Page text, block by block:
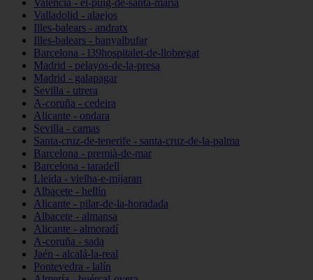
Valencia - el-puig-de-santa-maría
Valladolid - alaejos
Illes-balears - andratx
Illes-balears - banyalbufar
Barcelona - l39hospitalet-de-llobregat
Madrid - pelayos-de-la-presa
Madrid - galapagar
Sevilla - utrera
A-coruña - cedeira
Alicante - ondara
Sevilla - camas
Santa-cruz-de-tenerife - santa-cruz-de-la-palma
Barcelona - premià-de-mar
Barcelona - taradell
Lleida - vielha-e-mijaran
Albacete - hellín
Alicante - pilar-de-la-horadada
Albacete - almansa
Alicante - almoradí
A-coruña - sada
Jaén - alcalá-la-real
Pontevedra - lalín